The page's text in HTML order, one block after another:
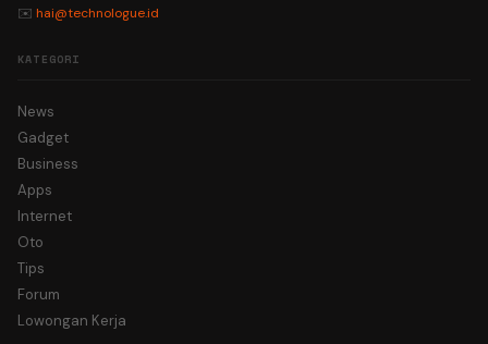
✉️ hai@technologue.id
KATEGORI
News
Gadget
Business
Apps
Internet
Oto
Tips
Forum
Lowongan Kerja